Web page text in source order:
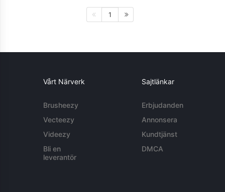
1
Vårt Närverk
Brusheezy
Vecteezy
Videezy
Bli en
leverantör
Sajtlänkar
Erbjudanden
Annonsera
Kundtjänst
DMCA